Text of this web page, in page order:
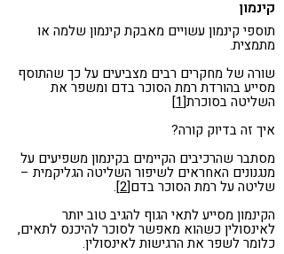
קינמון
תוספי קינמון עשויים מאבקת קינמון שלמה או
מתמצית.
שורה של מחקרים רבים מצביעים על כך שהתוסף
מסייע בהורדת רמת הסוכר בדם ומשפר את
השליטה בסוכרת[1]
איך זה בדיוק קורה?
מסתבר שהרכיבים הקיימים בקינמון משפיעים על
מנגנונים האחראים לשיפור השליטה הגליקמית –
שליטה על רמת הסוכר בדם[2]
.
הקינמון מסייע לתאי הגוף להגיב טוב יותר
לאינסולין כשהוא מאפשר לסוכר להיכנס לתאים,
כלומר לשפר את הרגישות לאינסולין.